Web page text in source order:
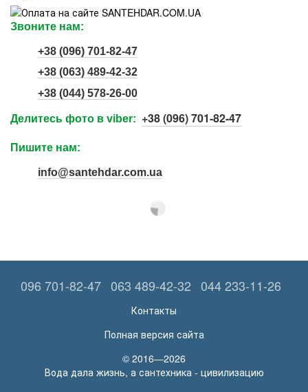
Звоните нам:
+38 (096) 701-82-47
+38 (063) 489-42-32
+38 (044) 578-26-00
Делитесь фото в viber: +38 (096) 701-82-47
Пишите нам:
info@santehdar.com.ua
096 701-82-47 063 489-42-32 044 233-11-26
Контакты
Полная версия сайта
© 2016—2026
Вода дала жизнь, а сантехника - цивилизацию